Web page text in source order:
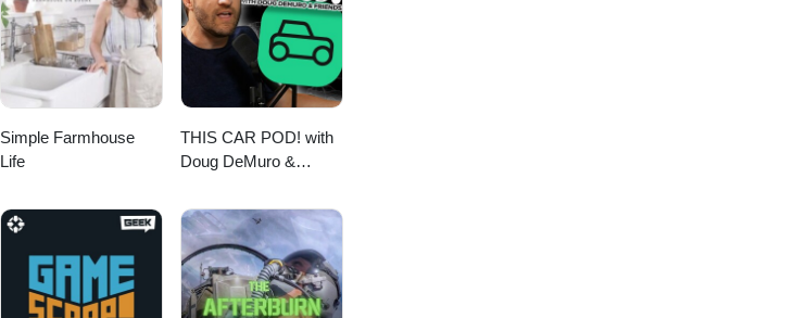
Simple Farmhouse
Life
THIS CAR POD! with
Doug DeMuro &